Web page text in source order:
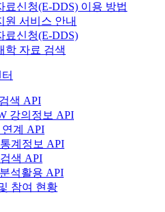
료신청(E-DDS) 이용 방법
원 서비스 안내
료신청(E-DDS)
학 자료 검색
색 API
강의정보 API
계 API
계정보 API
색 API
석활용 API
참여 현황